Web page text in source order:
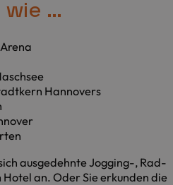
wie …
Hannovers
ausgedehnte Jogging-, Rad-
an. Oder Sie erkunden die